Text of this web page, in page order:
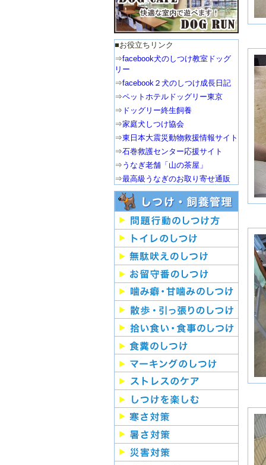
■お役立ちリンク
⇒facebook犬のしつけ教室ドッグ
リー
⇒facebook２犬のしつけ成長日記
⇒ペットホテルドッグリー東京
⇒ ドッグリー終生飼養
⇒家庭犬しつけ協会
⇒東日本大震災動物救援情報サイト
⇒石巻救護センター応援サイト
⇒ うなぎ老舗「山の茶屋」
⇒最高級うなぎのお取り寄せ通販